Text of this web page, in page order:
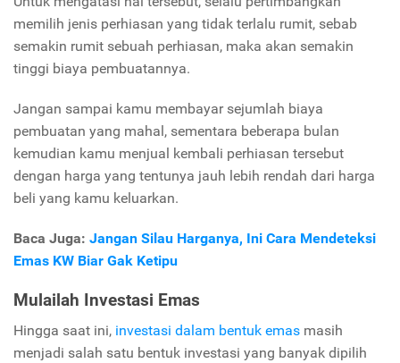
memilih jenis perhiasan yang tidak terlalu rumit, sebab
semakin rumit sebuah perhiasan, maka akan semakin
tinggi biaya pembuatannya.
Jangan sampai kamu membayar sejumlah biaya
pembuatan yang mahal, sementara beberapa bulan
kemudian kamu menjual kembali perhiasan tersebut
dengan harga yang tentunya jauh lebih rendah dari harga
beli yang kamu keluarkan.
Baca Juga: Jangan Silau Harganya, Ini Cara Mendeteksi
Emas KW Biar Gak Ketipu
Mulailah Investasi Emas
Hingga saat ini, investasi dalam bentuk emas masih
menjadi salah satu bentuk investasi yang banyak dipilih